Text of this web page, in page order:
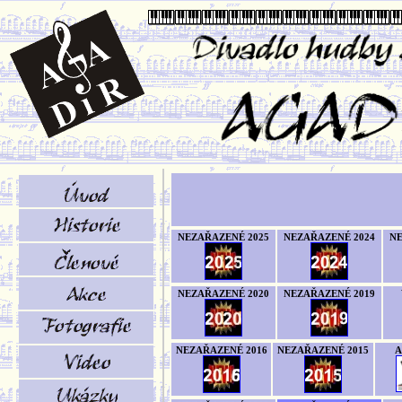
NEZAŘAZENÉ 2025 NEZAŘAZENÉ 2024
NEZAŘAZENÉ 2020 NEZAŘAZENÉ 2019
NEZAŘAZENÉ 2016 NEZAŘAZENÉ 2015